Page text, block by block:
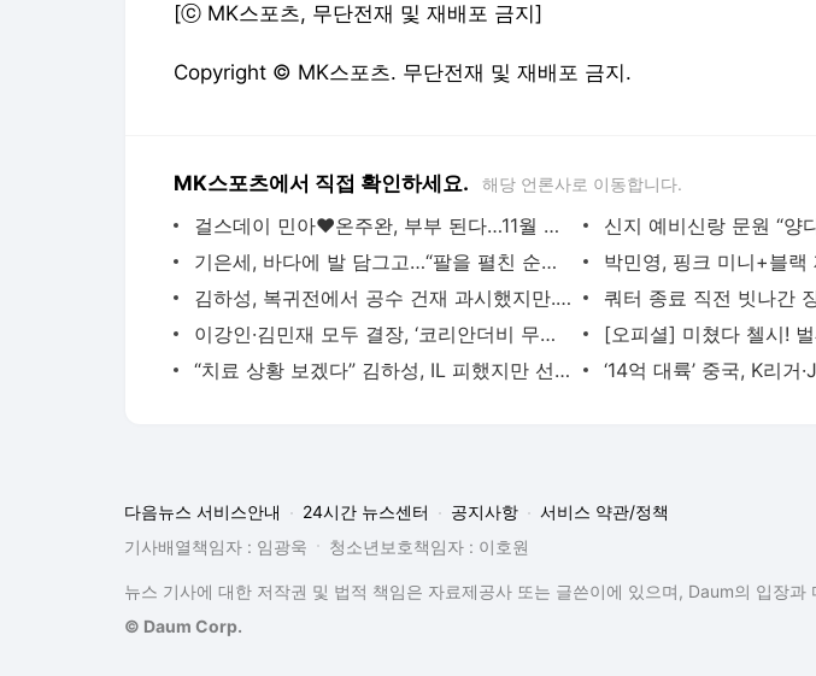
[ⓒ MK스포츠, 무단전재 및 재배포 금지]
Copyright © MK스포츠. 무단전재 및 재배포 금지.
MK스포츠에서 직접 확인하세요. 해당 언론사로 이동합니다.
걸스데이 민아♥온주완, 부부 된다…11월 결혼[공식입장] - MK스포츠
기은세, 바다에 발 담그고…“팔을 펼친 순간, 영화였다” 초여름 감성 컷어 - MK스포츠
김하성, 복귀전에서 공수 건재 과시했지만...도루 시도 중 아쉬운 부상 교체, 팀도 역전패 [MK현장
이강인·김민재 모두 결장, ‘코리안더비 무산’…‘파초-루카스 연속 퇴장’ 9명 뛴 파리, 뮌헨
“치료 상황 보겠다” 김하성, IL 피했지만 선발 제외 [MK현장] - MK스포츠
다음뉴스 서비스안내 24시간 뉴스센터 공지사항
서비스 약관/정책
기사배열책임자 : 임광욱
청소년보호책임자 : 이호원
뉴스 기사에 대한 저작권 및 법적 책임은 자료제공사 또는 글쓴이에 있으며, Daum의 입장과
© Daum Corp.